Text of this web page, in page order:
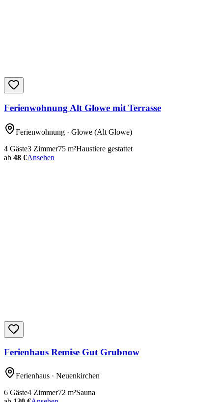
Ferienwohnung Alt Glowe mit Terrasse
Ferienwohnung · Glowe (Alt Glowe)
4 Gäste3 Zimmer75 m²Haustiere gestattet
ab 48 €Ansehen
Ferienhaus Remise Gut Grubnow
Ferienhaus · Neuenkirchen
6 Gäste4 Zimmer72 m²Sauna